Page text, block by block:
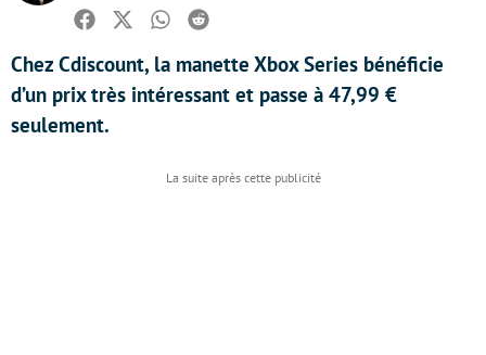
Facebook
TwitterWhatsapp
Reddit
Chez Cdiscount, la manette Xbox Series bénéficie
d’un prix très intéressant et passe à 47,99 €
seulement.